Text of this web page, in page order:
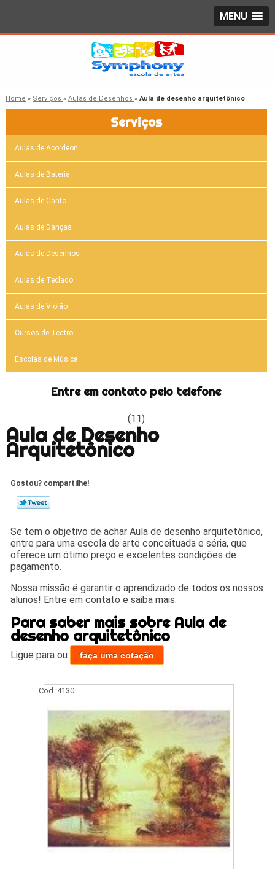
MENU
Home » Serviços » Aulas de Desenhos » Aula de desenho arquitetônico
Serviços
Aulas de Acordeon
Aulas de Bateria
Aulas de Canto
Aulas de Danças
Aulas de Desenhos
Aulas de Teclado
Aulas de Violão
Cursos de Teatro
Escolas de Música
Entre em contato pelo telefone
(11)
Aula de Desenho
Arquitetônico
Gostou? compartilhe!
Se tem o objetivo de achar Aula de desenho arquitetônico,
entre para uma escola de arte conceituada e séria, que
oferece um ótimo preço e excelentes condições de
pagamento.
Nossa missão é garantir o aprendizado de todos os nossos
alunos! Entre em contato e saiba mais.
Para saber mais sobre Aula de
desenho arquitetônico
Ligue paraou faça uma cotação
Cod.:4130